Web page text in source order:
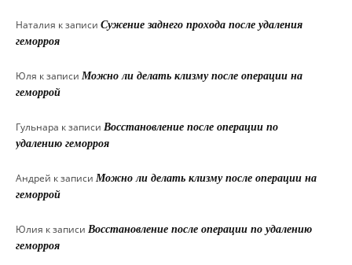
Наталия к записи Сужение заднего прохода после удаления
геморроя
Юля к записи Можно ли делать клизму после операции на
геморрой
Гульнара к записи Восстановление после операции по
удалению геморроя
Андрей к записи Можно ли делать клизму после операции на
геморрой
Юлия к записи Восстановление после операции по удалению
геморроя